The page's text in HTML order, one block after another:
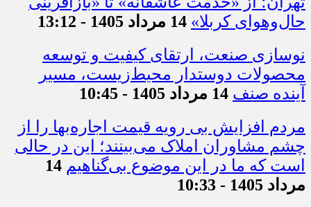
حال‌وهوای کربلا» 14 مرداد 1405 - 13:12
نوسازی صنعت، ارتقای کیفیت و توسعه
محصولات دوستدار محیط‌زیست، مسیر
آینده صنف 14 مرداد 1405 - 10:45
مردم افزایش بی رویه قیمت اجاره‌بها را از
چشم مشاوران املاک می‌بینند؛ این در حالی
است که ما در این موضوع بی‌گناهیم 14
مرداد 1405 - 10:33